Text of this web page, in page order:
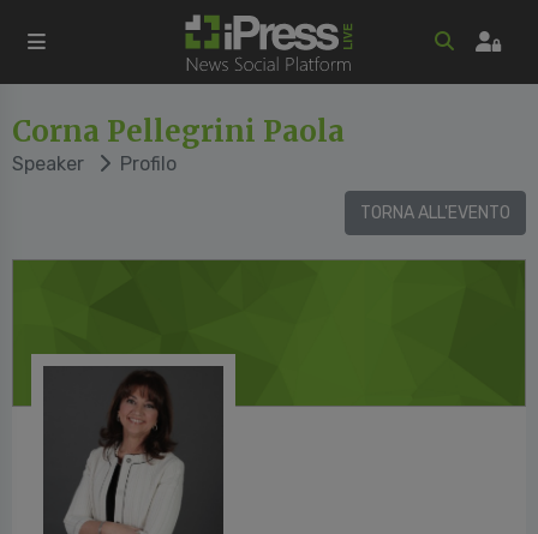
Corna Pellegrini Paola
Speaker Profilo
TORNA ALL'EVENTO